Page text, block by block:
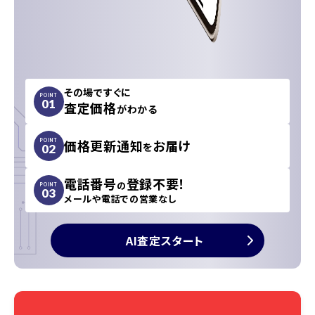
POINT
01
その場ですぐに
査定価格がわかる
POINT
02 価格更新通知をお届け
POINT
03 電話番号の登録不要！
メールや電話での営業なし
AI査定スタート